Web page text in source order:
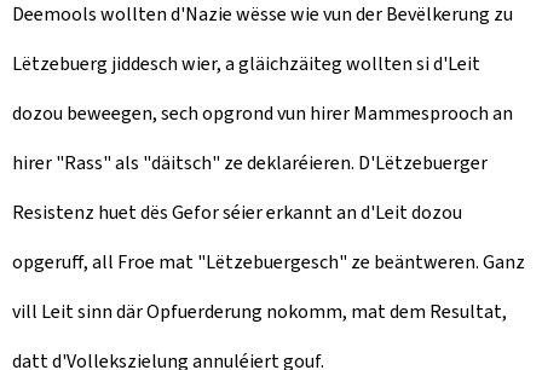
t
e
d
o
n
Deemools wollten d'Nazie wësse wie vun der Bevëlkerung zu
Lëtzebuerg jiddesch wier, a gläichzäiteg wollten si d'Leit
dozou beweegen, sech opgrond vun hirer Mammesprooch an
hirer "Rass" als "däitsch" ze deklaréieren. D'Lëtzebuerger
Resistenz huet dës Gefor séier erkannt an d'Leit dozou
opgeruff, all Froe mat "Lëtzebuergesch" ze beäntweren. Ganz
vill Leit sinn där Opfuerderung nokomm, mat dem Resultat,
datt d'Vollekszielung annuléiert gouf.